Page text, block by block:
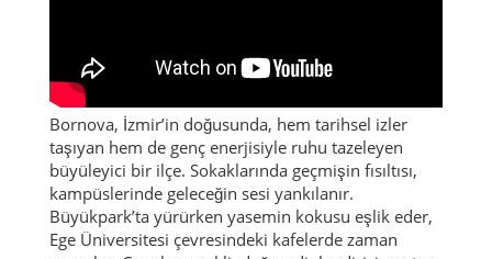
Bornova, İzmir’in doğusunda, hem tarihsel izler
taşıyan hem de genç enerjisiyle ruhu tazeleyen
büyüleyici bir ilçe. Sokaklarında geçmişin fısıltısı,
kampüslerinde geleceğin sesi yankılanır.
Büyükpark’ta yürürken yasemin kokusu eşlik eder,
Ege Üniversitesi çevresindeki kafelerde zaman